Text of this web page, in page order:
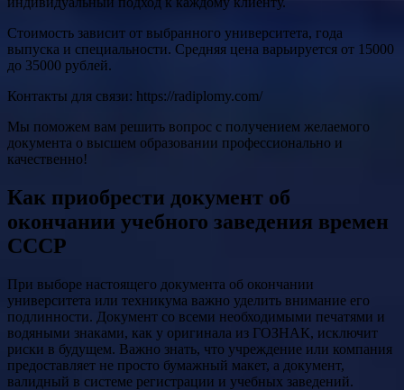
Стоимость зависит от выбранного университета, года
выпуска и специальности. Средняя цена варьируется от 15000
до 35000 рублей.
Контакты для связи: https://radiplomy.com/
Мы поможем вам решить вопрос с получением желаемого
документа о высшем образовании профессионально и
качественно!
Как приобрести документ об
окончании учебного заведения времен
СССР
При выборе настоящего документа об окончании
университета или техникума важно уделить внимание его
подлинности. Документ со всеми необходимыми печатями и
водяными знаками, как у оригинала из ГОЗНАК, исключит
риски в будущем. Важно знать, что учреждение или компания
предоставляет не просто бумажный макет, а документ,
валидный в системе регистрации и учебных заведений.